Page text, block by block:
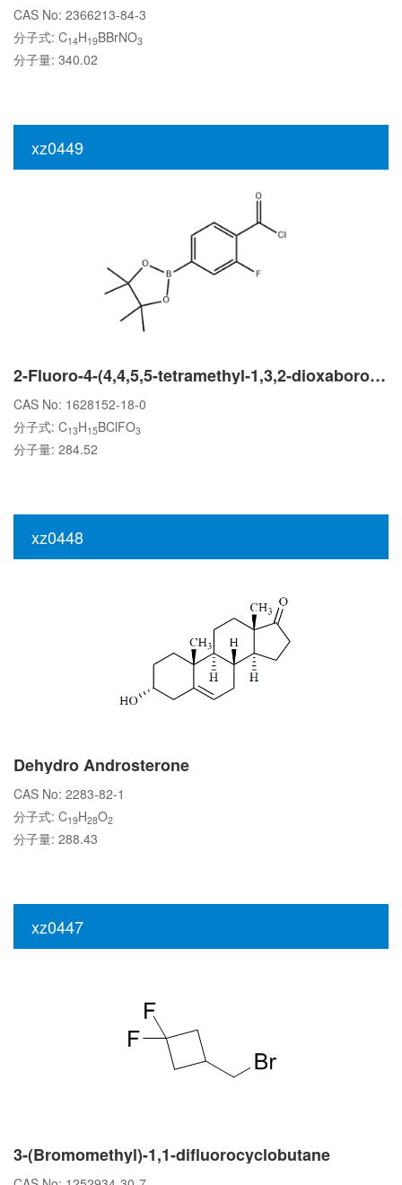
CAS No: 2366213-84-3
分子式: C14H19BBrNO3
分子量: 340.02
xz0449
2-Fluoro-4-(4,4,5,5-tetramethyl-1,3,2-dioxaborolan-2-yl)benzoyl chloride
CAS No: 1628152-18-0
分子式: C13H15BClFO3
分子量: 284.52
xz0448
Dehydro Androsterone
CAS No: 2283-82-1
分子式: C19H28O2
分子量: 288.43
xz0447
3-(Bromomethyl)-1,1-difluorocyclobutane